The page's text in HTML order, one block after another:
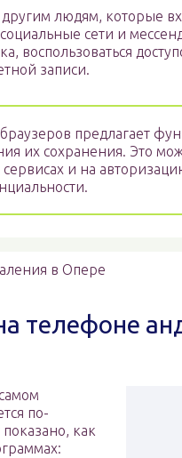
другим людям, которые
сети и
воспользоваться
записи.
предлагает
их сохранения. Это
и на
в Опере
телефоне
по-
как